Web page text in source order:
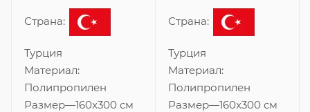
Страна:
Турция
Материал:
Полипропилен
Размер—160x300 см
Страна:
Турция
Материал:
Полипропилен
Размер—160x300 см